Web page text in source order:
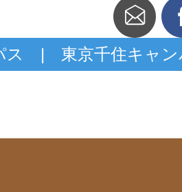
ス | 東京千住キャン